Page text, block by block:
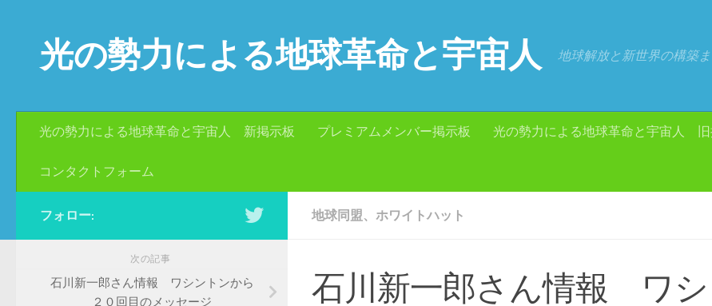
光の勢力による地球革命と宇宙人 地球解放と新世界の構築
光の勢力による地球革命と宇宙人 新掲示板 プレミアムメンバー掲示板 光の勢力による地球革命と宇宙人 旧
コンタクトフォーム
地球同盟、ホワイトハット
石川新一郎さん情報 ワ
フォロー:
次の記事
石川新一郎さん情報 ワシントンから
２０回目のメッセージ